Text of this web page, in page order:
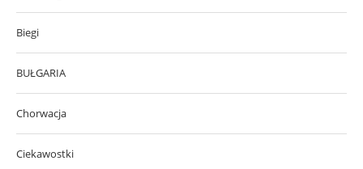
Biegi
BUŁGARIA
Chorwacja
Ciekawostki